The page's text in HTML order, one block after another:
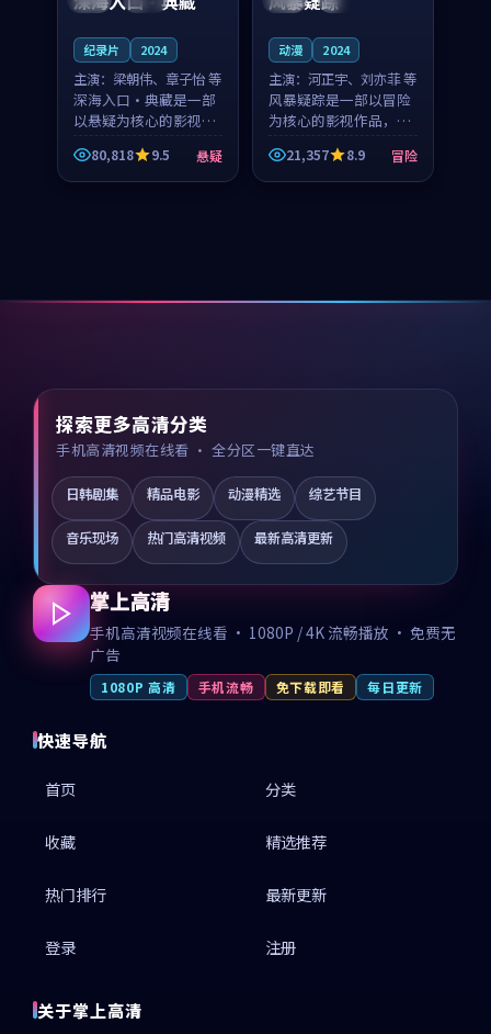
纪录片 2024
主演： 梁朝伟、章子怡 等
深海入口·典藏是一部
以悬疑为核心的影视作
品，围绕危机、反转与
人物成长展开，整体节
奏紧凑，值得推荐观
80,818 9.5 悬疑
动漫 2024
主演： 河正宇、刘亦菲 等
风暴疑踪是一部以冒险
为核心的影视作品，围
绕危机、反转与人物成
长展开，整体节奏紧
凑，值得推荐观看。
21,357 8.9 冒险
探索更多高清分类
手机高清视频在线看 · 全分区一键直达
日韩剧集 精品电影 动漫精选 综艺节目
音乐现场 热门高清视频 最新高清更新
掌上高清
手机高清视频在线看 · 1080P / 4K 流畅播放 · 免费无
广告
1080P 高清 手机流畅 免下载即看 每日更新
快速导航
首页 分类
收藏 精选推荐
热门排行 最新更新
登录 注册
关于掌上高清